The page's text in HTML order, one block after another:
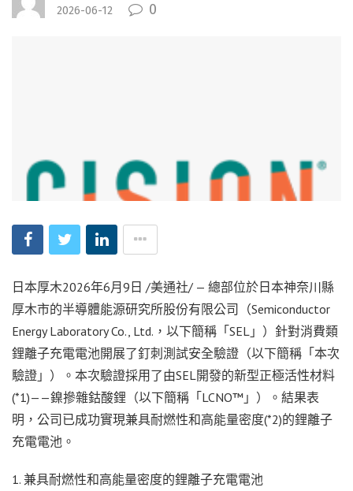
2026-06-12 0
日本厚木2026年6月9日 /美通社/ — 總部位於日本神奈川縣
厚木市的半導體能源研究所股份有限公司 （Semiconductor
Energy Laboratory Co., Ltd.，以下簡稱「SEL」）針對消費類
鋰離子充電電池開展了釘刺測試安全驗證（以下簡稱「本次
驗證」）。本次驗證採用了由SEL開發的新型正極活性材料
(*1)——鎳摻雜鈷酸鋰（以下簡稱「LCNO™」）。結果表
明，公司已成功實現兼具耐燃性和高能量密度(*2)的鋰離子
充電電池。
1. 兼具耐燃性和高能量密度的鋰離子充電電池